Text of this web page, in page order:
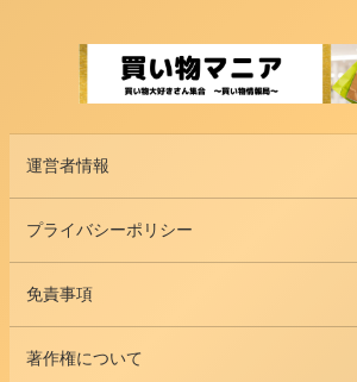
運営者情報
プライバシーポリシー
免責事項
著作権について